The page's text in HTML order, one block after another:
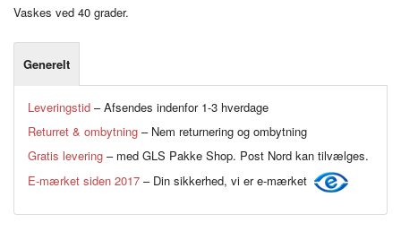
Vaskes ved 40 grader.
Generelt
Leveringstid – Afsendes indenfor 1-3 hverdage
Returret & ombytning – Nem returnering og ombytning
Gratis levering – med GLS Pakke Shop. Post Nord kan tilvælges.
E-mærket siden 2017 – Din sikkerhed, vi er e-mærket